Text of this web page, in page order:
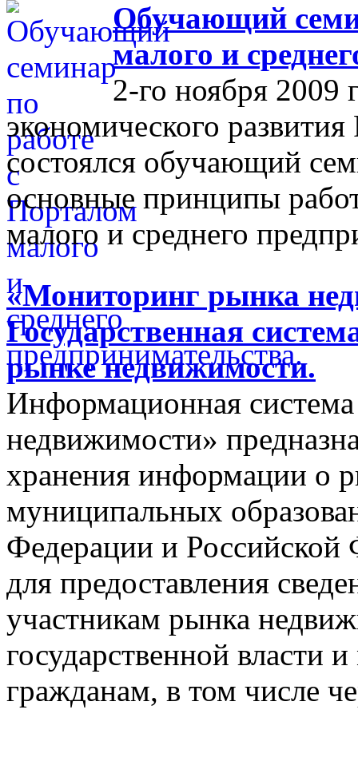
Обучающий
малого и
2-го ноября 2009
экономического
состоялся обучающий
основные принципы
малого и среднего
«Мониторинг рынка
Государственная
рынке недвижимости.
Информационная
недвижимости»
хранения информации о
муниципальных
Федерации и Российской
для предоставления
участникам рынка
государственной власти
гражданам, в том числе